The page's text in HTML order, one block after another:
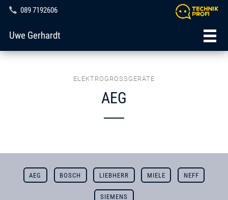
089 7192606
Uwe Gerhardt
ELEKTROGROSSGERÄTE
AEG
AEG BOSCH LIEBHERR MIELE NEFF
SIEMENS